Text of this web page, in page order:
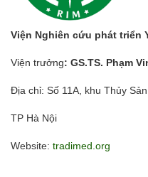
Viện Nghiên cứu phát triển
Viện trưởng: GS.TS. Phạm
Địa chỉ: Số 11A, khu Thủy
TP Hà Nội
Website: tradimed.org